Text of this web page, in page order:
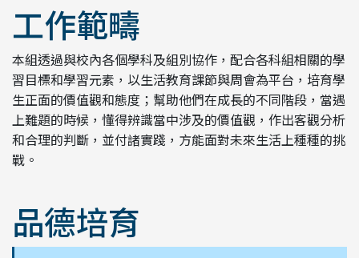
工作範疇
本組透過與校內各個學科及組別協作，配合各科組相關的學
習目標和學習元素，以生活教育課節與周會為平台，培育學
生正面的價值觀和態度；幫助他們在成長的不同階段，當遇
上難題的時候，懂得辨識當中涉及的價值觀，作出客觀分析
和合理的判斷，並付諸實踐，方能面對未來生活上種種的挑
戰。
品德培育